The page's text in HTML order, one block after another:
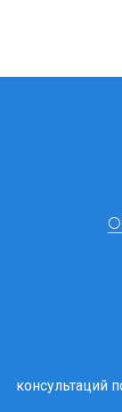
консультаций